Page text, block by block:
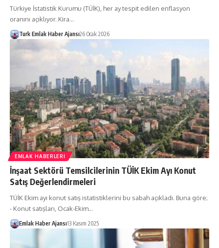
Türkiye İstatistik Kurumu (TÜİK), her ay tespit edilen enflasyon
oranını açıklıyor. Kira…
Turk Emlak Haber Ajansı26 Ocak 2026
EMLAK HABERLERI
İnşaat Sektörü Temsilcilerinin TÜİK Ekim Ayı Konut
Satış Değerlendirmeleri
TÜİK Ekim ayı konut satış istatistiklerini bu sabah açıkladı. Buna göre;
- Konut satışları, Ocak-Ekim…
Emlak Haber Ajansı13 Kasım 2025